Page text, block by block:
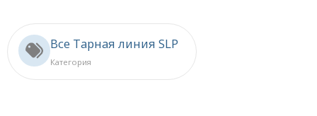
Все Тарная линия SLP
Категория